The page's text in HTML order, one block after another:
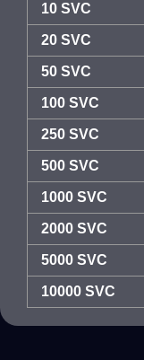
10 SVC
20 SVC
50 SVC
100 SVC
250 SVC
500 SVC
1000 SVC
2000 SVC
5000 SVC
10000 SVC